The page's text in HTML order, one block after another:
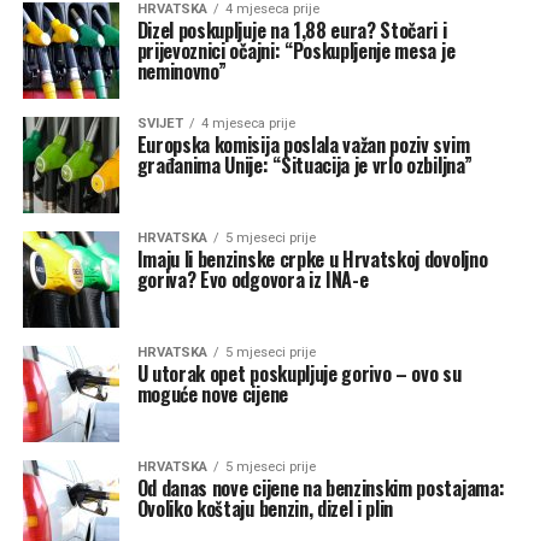
HRVATSKA 4 mjeseca prije
Dizel poskupljuje na 1,88 eura? Stočari i
prijevoznici očajni: “Poskupljenje mesa je
neminovno”
SVIJET 4 mjeseca prije
Europska komisija poslala važan poziv svim
građanima Unije: “Situacija je vrlo ozbiljna”
HRVATSKA 5 mjeseci prije
Imaju li benzinske crpke u Hrvatskoj dovoljno
goriva? Evo odgovora iz INA-e
HRVATSKA 5 mjeseci prije
U utorak opet poskupljuje gorivo – ovo su
moguće nove cijene
HRVATSKA 5 mjeseci prije
Od danas nove cijene na benzinskim postajama:
Ovoliko koštaju benzin, dizel i plin